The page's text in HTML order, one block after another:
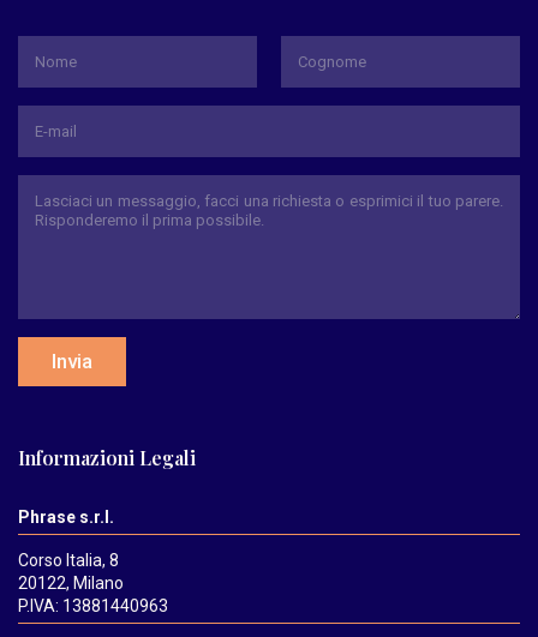
Invia
Informazioni Legali
Phrase s.r.l.
Corso Italia, 8
20122, Milano
P.IVA: 13881440963